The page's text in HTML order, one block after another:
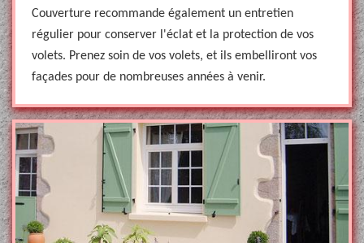
Couverture recommande également un entretien
régulier pour conserver l'éclat et la protection de vos
volets. Prenez soin de vos volets, et ils embelliront vos
façades pour de nombreuses années à venir.